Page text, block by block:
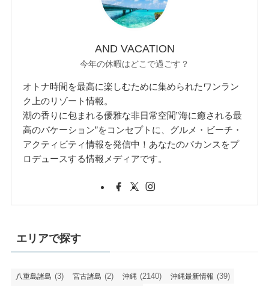
AND VACATION
今年の休暇はどこで過ごす？
オトナ時間を最高に楽しむために集められたワンラン
ク上のリゾート情報。
潮の香りに包まれる優雅な非日常空間”海に癒される最
高のバケーション”をコンセプトに、グルメ・ビーチ・
アクティビティ情報を発信中！あなたのバカンスをプ
ロデュースする情報メディアです。
エリアで探す
八重島諸島 (3) 宮古諸島 (2) 沖縄 (2140) 沖縄最新情報 (39)